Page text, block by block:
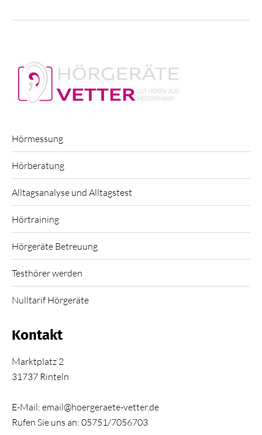
Hörmessung
Hörberatung
Alltagsanalyse und Alltagstest
Hörtraining
Hörgeräte Betreuung
Testhörer werden
Nulltarif Hörgeräte
Kontakt
Marktplatz 2
31737 Rinteln
E-Mail: email@hoergeraete-vetter.de
Rufen Sie uns an: 05751/7056703